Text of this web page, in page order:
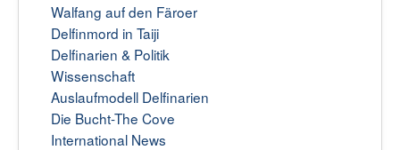
Walfang auf den Färoer
Delfinmord in Taiji
Delfinarien & Politik
Wissenschaft
Auslaufmodell Delfinarien
Die Bucht-The Cove
International News